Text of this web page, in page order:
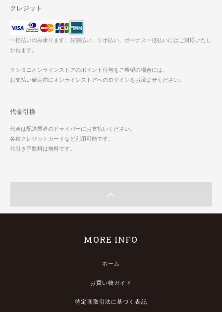
クレジット
一括払いのみ承ります。分割払い、リボ払い、ボーナス一括払いにはご対応いたし
かねます。
クシタニオンラインストアのポイント付与をご希望の場合には、
お支払い確定前にオンラインストアへのログインをお済ませください。
代金引換
代金は配送業者のドライバーにお支払いください。
各種クレジットカードなど利用可能です。
代引き手数料は無料です。
MORE INFO
ホーム
お買い物ガイド
特定商取引法に基づく表記